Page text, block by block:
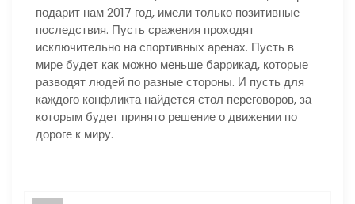
подарит нам 2017 год, имели только позитивные
последствия. Пусть сражения проходят
исключительно на спортивных аренах. Пусть в
мире будет как можно меньше баррикад, которые
разводят людей по разные стороны. И пусть для
каждого конфликта найдется стол переговоров, за
которым будет принято решение о движении по
дороге к миру.